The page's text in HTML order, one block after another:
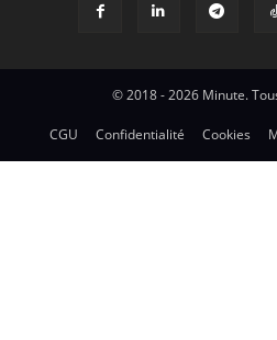
© 2018 - 2026 Minute.
CGU Confidentialité Cookies